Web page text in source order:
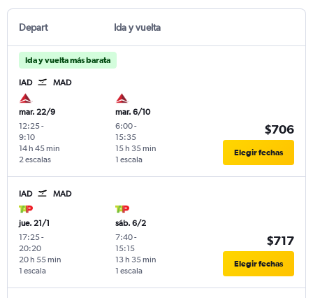
Depart Ida y vuelta
Ida y vuelta más barata
IAD MAD
mar. 22/9
12:25-
9:10
2 escalas
14 h 45 min
mar. 6/10
6:00-
15:35
1 escala
15 h 35 min
$706
Elegir fechas
IAD MAD
jue. 21/1
17:25-
20:20
1 escala
20 h 55 min
sáb. 6/2
7:40-
15:15
1 escala
13 h 35 min
$717
Elegir fechas